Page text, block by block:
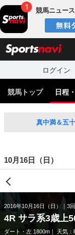
競馬ニュー
ログイン
競馬トップ 日程
真中満＆五
10月16日（日）
2016年10月16日（日） 3
4R サラ系3歳上
ダート・左 1800m 天気：